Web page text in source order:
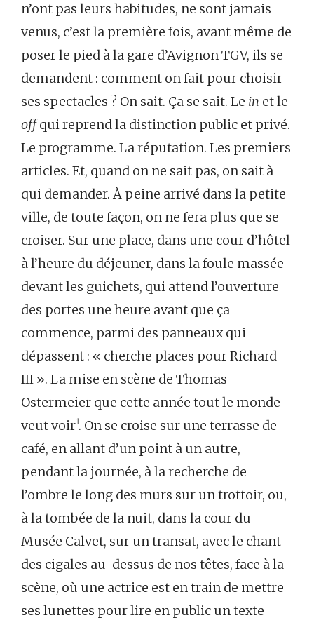
n’ont pas leurs habitudes, ne sont jamais
venus, c’est la première fois, avant même de
poser le pied à la gare d’Avignon TGV, ils se
demandent : comment on fait pour choisir
ses spectacles ? On sait. Ça se sait. Le in et le
offqui reprend la distinction public et privé.
Le programme. La réputation. Les premiers
articles. Et, quand on ne sait pas, on sait à
qui demander. À peine arrivé dans la petite
ville, de toute façon, on ne fera plus que se
croiser. Sur une place, dans une cour d’hôtel
à l’heure du déjeuner, dans la foule massée
devant les guichets, qui attend l’ouverture
des portes une heure avant que ça
commence, parmi des panneaux qui
dépassent : « cherche places pour Richard
III ». La mise en scène de Thomas
Ostermeier que cette année tout le monde
veut voir¹. On se croise sur une terrasse de
café, en allant d’un point à un autre,
pendant la journée, à la recherche de
l’ombre le long des murs sur un trottoir, ou,
à la tombée de la nuit, dans la cour du
Musée Calvet, sur un transat, avec le chant
des cigales au-dessus de nos têtes, face à la
scène, où une actrice est en train de mettre
ses lunettes pour lire en public un texte